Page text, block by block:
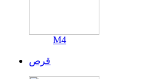
M4
قرص